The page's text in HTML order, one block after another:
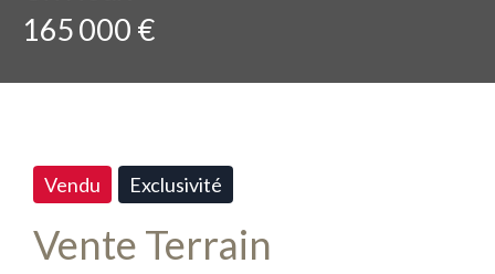
165 000 €
Vendu Exclusivité
Vente Terrain